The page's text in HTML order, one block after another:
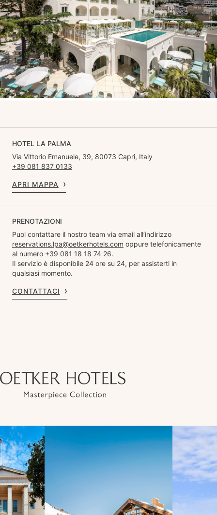
HOTEL LA PALMA
Via Vittorio Emanuele, 39, 80073 Capri, Italy
+39 081 837 0133
APRI MAPPA
PRENOTAZIONI
Puoi contattare il nostro team via email all’indirizzo
reservations.lpa@oetkerhotels.com oppure telefonicamente
al numero +39 081 18 18 74 26.
Il servizio è disponibile 24 ore su 24, per assisterti in
qualsiasi momento.
CONTATTACI